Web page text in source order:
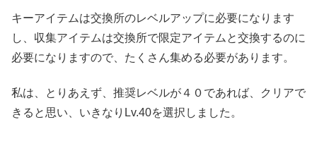
キーアイテムは交換所のレベルアップに必要になります
し、収集アイテムは交換所で限定アイテムと交換するのに
必要になりますので、たくさん集める必要があります。
私は、とりあえず、推奨レベルが４０であれば、クリアで
きると思い、いきなりLv.40を選択しました。